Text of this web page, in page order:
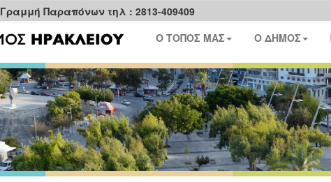
Γραμμή Παραπόνων τηλ : 2813-409409
Ο ΤΟΠΟΣ ΜΑΣ Ο ΔΗΜΟΣ